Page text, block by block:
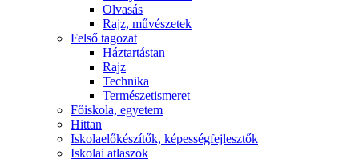
Olvasás
Rajz, művészetek
Felső tagozat
Háztartástan
Rajz
Technika
Természetismeret
Főiskola, egyetem
Hittan
Iskolaelőkészítők, képességfejlesztők
Iskolai atlaszok